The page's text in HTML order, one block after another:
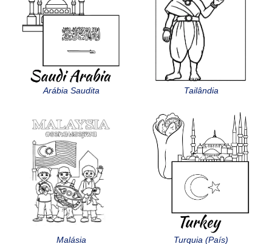
Arábia Saudita Tailândia
Malásia Turquia (País)